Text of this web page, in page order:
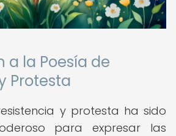
a la Poesía de
Protesta
y protesta ha sido
para expresar las